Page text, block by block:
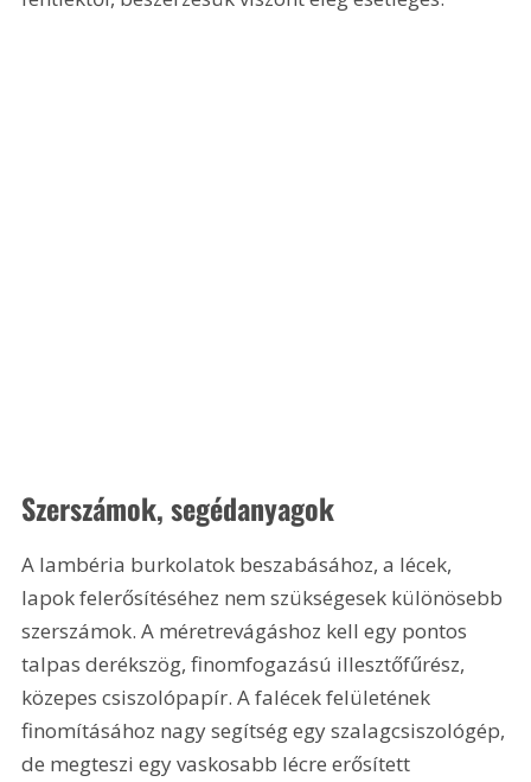
Szerszámok, segédanyagok
A lambéria burkolatok beszabásához, a lécek,
lapok felerősítéséhez nem szükségesek különösebb
szerszámok. A méretrevágáshoz kell egy pontos
talpas derékszög, finomfogazású illesztőfűrész,
közepes csiszolópapír. A falécek felületének
finomításához nagy segítség egy szalagcsiszológép,
de megteszi egy vaskosabb lécre erősített